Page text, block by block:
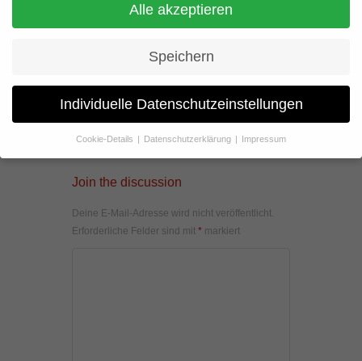
Join the discussion
Deine E-Mail-Adresse wird nicht veröffentlicht.
Erforderliche Felder sind mit * markiert
Alle akzeptieren
Speichern
Individuelle Datenschutzeinstellungen
Cookie-Details Datenschutzerklärung Impressum
Datenschutzeinstellungen
Wenn Sie unter 16 Jahre alt sind und Ihre Zustimmung zu
Erziehungsberechtigten um Erlaubnis bitten.
Wir verwenden Cookies und andere Technologien auf unserer